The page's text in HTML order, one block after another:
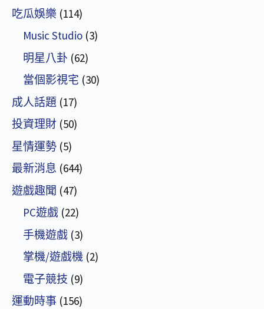
吃瓜娛樂 (114)
Music Studio (3)
明星八卦 (62)
當個影視宅 (30)
成人話題 (17)
投資理財 (50)
星情運勢 (5)
最新消息 (644)
遊戲趣聞 (47)
PC遊戲 (22)
手機遊戲 (3)
掌機/遊戲機 (2)
電子競技 (9)
運動時事 (156)